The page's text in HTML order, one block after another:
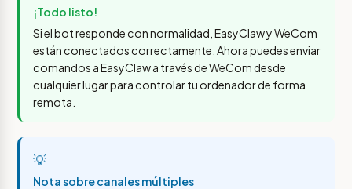
¡Todo listo!
Si el bot responde con normalidad, EasyClaw y WeCom
están conectados correctamente. Ahora puedes enviar
comandos a EasyClaw a través de WeCom desde
cualquier lugar para controlar tu ordenador de forma
remota.
💡
Nota sobre canales múltiples